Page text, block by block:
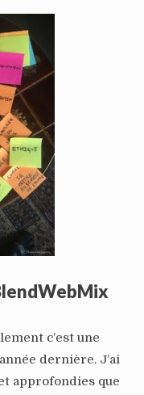
c’est une
dernière. J’ai
approfondies que